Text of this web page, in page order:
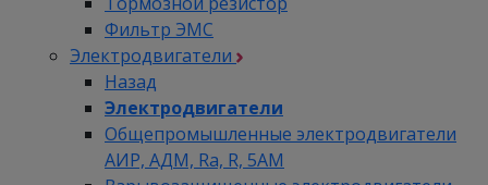
Фильтр ЭМС
Электродвигатели
Назад
Электродвигатели
Общепромышленные электродвигатели
АИР, АДМ, Ra, R, 5AM